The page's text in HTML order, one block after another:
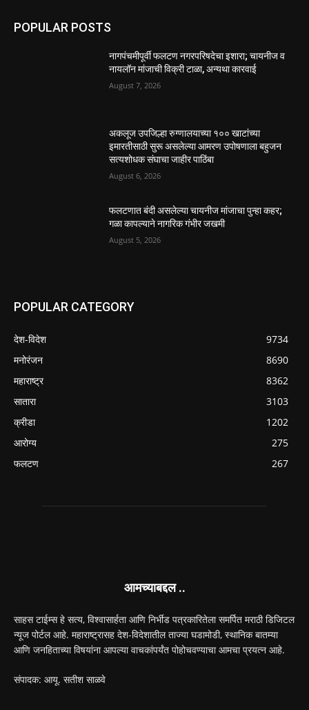
POPULAR POSTS
नागपंचमीपूर्वी फलटण नगरपरिषदेचा इशारा; चायनीज व
नायलॉन मांजाची विक्री टाळा, अन्यथा कारवाई
August 7, 2026
अकलूज उपजिल्हा रुग्णालयाच्या १०० खाटांच्या
इमारतीसाठी सुरू असलेल्या आमरण उपोषणाला बहुजन
सत्यशोधक संघाचा जाहीर पाठिंबा
August 6, 2026
फलटणात बंदी असलेल्या चायनीज मांजाचा पुन्हा कहर;
गळा कापल्याने नागरिक गंभीर जखमी
August 5, 2026
POPULAR CATEGORY
देश-विदेश
9734
मनोरंजन
8690
महाराष्ट्र
8362
सातारा
3103
क्रीडा
1202
आरोग्य
275
फलटण
267
आमच्याबद्दल ..
साहस टाईम्स हे सत्य, विश्वासार्हता आणि निर्भीड पत्रकारितेला समर्पित मराठी डिजिटल
न्यूज पोर्टल आहे. महाराष्ट्रासह देश-विदेशातील ताज्या घडामोडी, स्थानिक बातम्या
आणि जनहिताच्या विषयांना आपल्या वाचकांपर्यंत पोहोचवण्याचा आमचा प्रयत्न आहे.
संपादक: आयू. सतीश साळवे